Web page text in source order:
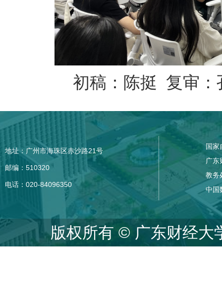
初稿：陈挺 复审
地址：广州市海珠区赤沙路21号
邮编：510320
电话：020-84096350
国家
广东
教务
中国
版权所有 © 广东财经大